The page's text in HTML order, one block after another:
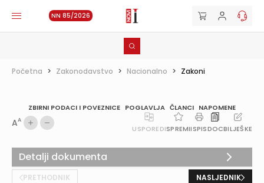
NN 85/2026
Početna > Zakonodavstvo > Nacionalno > Zakoni
ZBIRNI PODACI I POVEZNICE POGLAVLJA ČLANCI NAPOMENE
AA
USPOREDISPREMIISPISDOCBILJEŠKE
PRETHODNIK NASLJEDNIK
Detalji dokumenta